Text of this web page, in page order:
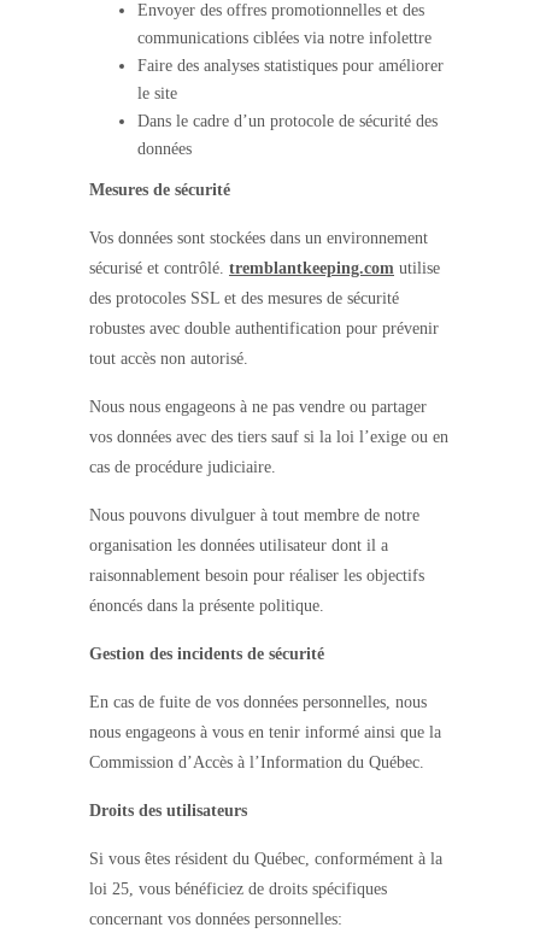
Envoyer des offres promotionnelles et des
communications ciblées via notre infolettre
Faire des analyses statistiques pour améliorer
le site
Dans le cadre d’un protocole de sécurité des
données
Mesures de sécurité
Vos données sont stockées dans un environnement
sécurisé et contrôlé. tremblantkeeping.com utilise
des protocoles SSL et des mesures de sécurité
robustes avec double authentification pour prévenir
tout accès non autorisé.
Nous nous engageons à ne pas vendre ou partager
vos données avec des tiers sauf si la loi l’exige ou en
cas de procédure judiciaire.
Nous pouvons divulguer à tout membre de notre
organisation les données utilisateur dont il a
raisonnablement besoin pour réaliser les objectifs
énoncés dans la présente politique.
Gestion des incidents de sécurité
En cas de fuite de vos données personnelles, nous
nous engageons à vous en tenir informé ainsi que la
Commission d’Accès à l’Information du Québec.
Droits des utilisateurs
Si vous êtes résident du Québec, conformément à la
loi 25, vous bénéficiez de droits spécifiques
concernant vos données personnelles: